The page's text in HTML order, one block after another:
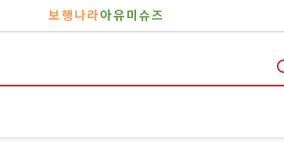
보행나라아유미슈즈